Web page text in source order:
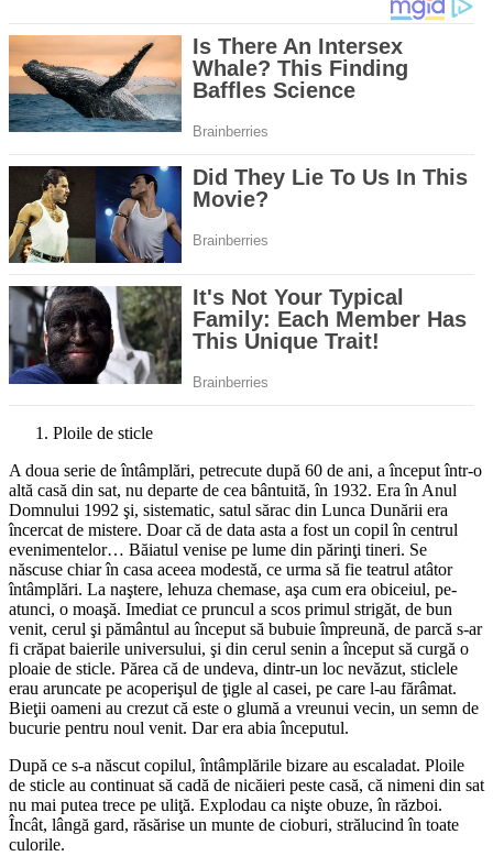
Ploile de sticle
A doua serie de întâmplări, petre­cute după 60 de ani, a început într-o
altă casă din sat, nu de­parte de cea bântui­tă, în 1932. Era în Anul
Domnului 1992 şi, siste­matic, satul sărac din Lunca Dunării era
încercat de mistere. Doar că de data asta a fost un copil în centrul
evenimentelor… Băiatul venise pe lume din părinţi tineri. Se
născuse chiar în casa aceea modestă, ce urma să fie teatrul atâtor
întâmplări. La naştere, lehuza chemase, aşa cum era obiceiul, pe-
atunci, o moaşă. Imediat ce pruncul a scos pri­mul strigăt, de bun
venit, cerul şi pământul au început să bubuie împreună, de parcă s-ar
fi crăpat baierile universului, şi din cerul senin a început să curgă o
ploaie de sticle. Părea că de undeva, din­tr-un loc nevăzut, sticlele
erau aruncate pe aco­perişul de ţigle al casei, pe care l-au fărâmat.
Bieţii oameni au crezut că este o glumă a vreunui vecin, un semn de
bucurie pentru noul venit. Dar era abia înce­putul.
După ce s-a născut copilul, întâmplările bizare au escaladat. Ploile
de sticle au continuat să cadă de nicăieri peste casă, că nimeni din sat
nu mai putea trece pe uliţă. Explodau ca nişte obuze, în război.
Încât, lângă gard, răsărise un munte de cio­buri, strălucind în toate
culorile.